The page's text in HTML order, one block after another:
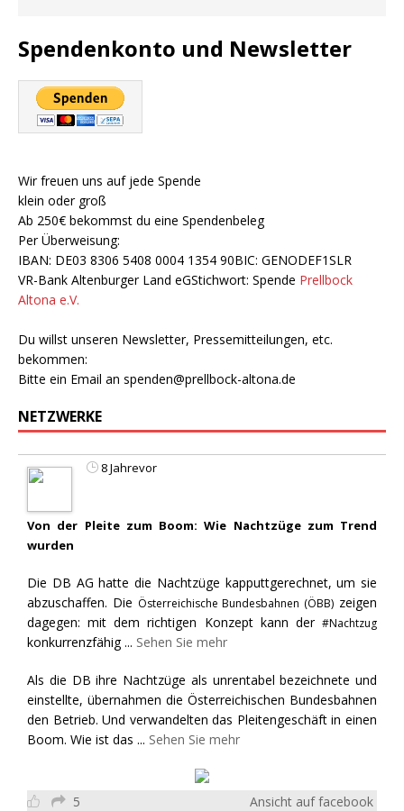
Spendenkonto und Newsletter
Wir freuen uns auf jede Spende
klein oder groß
Ab 250€ bekommst du eine Spendenbeleg
Per Überweisung:
IBAN: DE03 8306 5408 0004 1354 90BIC: GENODEF1SLR
VR-Bank Altenburger Land eGStichwort: Spende Prellbock
Altona e.V.
Du willst unseren Newsletter, Pressemitteilungen, etc.
bekommen:
Bitte ein Email an spenden@prellbock-altona.de
NETZWERKE
8 Jahrevor
Von der Pleite zum Boom: Wie Nachtzüge zum Trend
wurden
Die DB AG hatte die Nachtzüge kapputtgerechnet, um sie
abzuschaffen. Die Österreichische Bundesbahnen (ÖBB) zeigen
dagegen: mit dem richtigen Konzept kann der #Nachtzug
konkurrenzfähig ... Sehen Sie mehr
Als die DB ihre Nachtzüge als unrentabel bezeichnete und
einstellte, übernahmen die Österreichischen Bundesbahnen
den Betrieb. Und verwandelten das Pleitengeschäft in einen
Boom. Wie ist das ... Sehen Sie mehr
5 Ansicht auf facebook